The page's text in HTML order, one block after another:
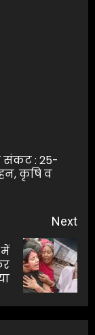
संकट : 25-
कृषि व
Next